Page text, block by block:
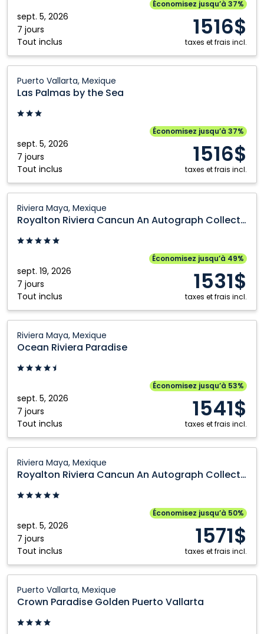
sept. 5, 2026
7 jours
Tout inclus
Économisez jusqu’à 37%
1516$
taxes et frais incl.
Puerto
Vallarta,
Mexique
Puerto Vallarta, Mexique
Las Palmas by the Sea
sept. 5, 2026
7 jours
Tout inclus
Économisez jusqu’à 37%
1516$
taxes et frais incl.
Palmas
by
the
Puerto
Vallarta,
Mexique
Riviera Maya, Mexique
Royalton Riviera Cancun An Autograph Collection All Inclusive Resort and Casino
sept. 19, 2026
7 jours
Tout inclus
Économisez jusqu’à 49%
1531$
taxes et frais incl.
Riviera
Cancun
An
Collection
All
Inclusive
Resort
Casino:
Riviera
Maya,
Riviera Maya, Mexique
Ocean Riviera Paradise
sept. 5, 2026
7 jours
Tout inclus
Économisez jusqu’à 53%
1541$
taxes et frais incl.
Riviera
Paradise:
Riviera
Mexique
Riviera Maya, Mexique
Royalton Riviera Cancun An Autograph Collection All Inclusive Resort and Casino
sept. 5, 2026
7 jours
Tout inclus
Économisez jusqu’à 50%
1571$
taxes et frais incl.
Riviera
Cancun
An
Collection
All
Inclusive
Resort
Casino:
Riviera
Maya,
Puerto Vallarta, Mexique
Crown Paradise Golden Puerto Vallarta
Paradise
Golden
Puerto